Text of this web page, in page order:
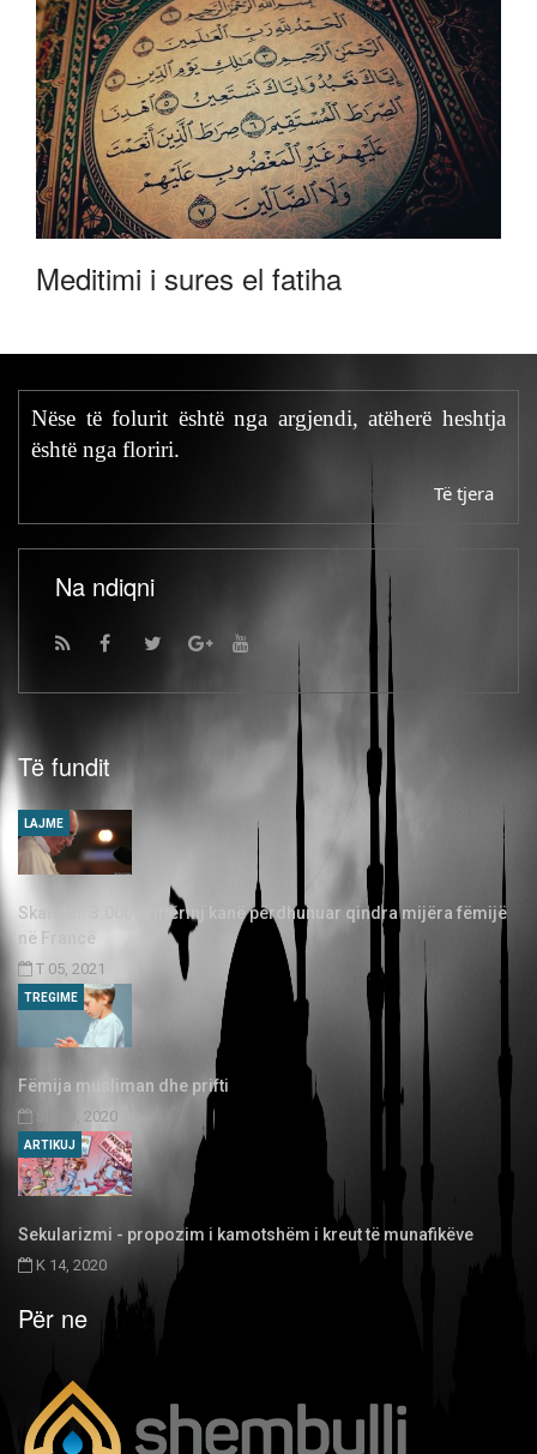
Meditimi i sures el fatiha
Nëse të folurit është nga argjendi, atëherë heshtja
është nga floriri.
Të tjera
Na ndiqni
Të fundit
Skandal: 3.000 priftërinj kanë përdhunuar qindra mijëra fëmijë
në Francë
T 05, 2021
LAJME
Fëmija musliman dhe prifti
SH 03, 2020
TREGIME
Sekularizmi - propozim i kamotshëm i kreut të munafikëve
K 14, 2020
ARTIKUJ
Për ne